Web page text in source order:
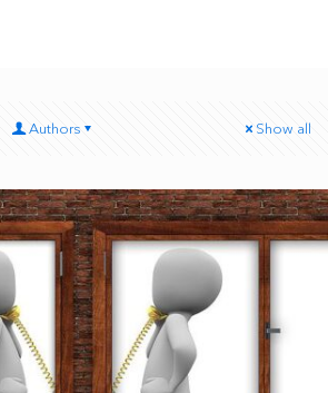
Authors Show all